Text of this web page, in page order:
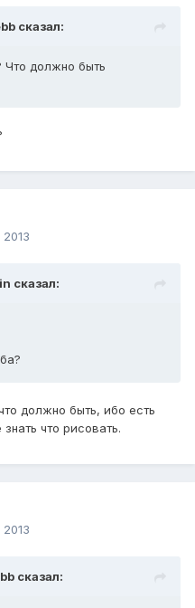
сказал:
Что должно быть
2013
сказал:
должно быть, ибо есть
что рисовать.
2013
сказал: